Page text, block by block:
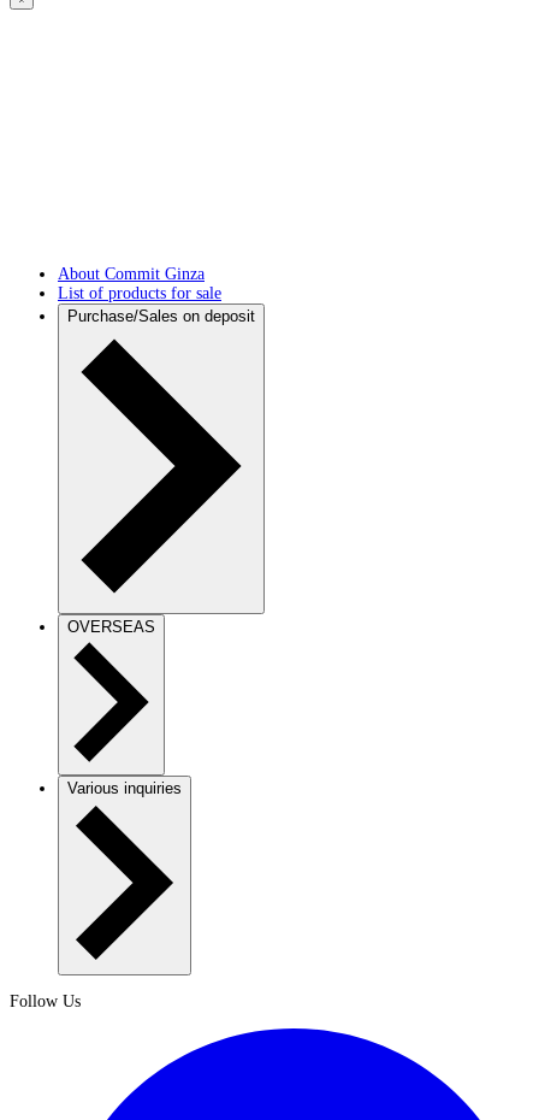
About Commit Ginza
List of products for sale
Purchase/Sales on deposit
OVERSEAS
Various inquiries
Follow Us